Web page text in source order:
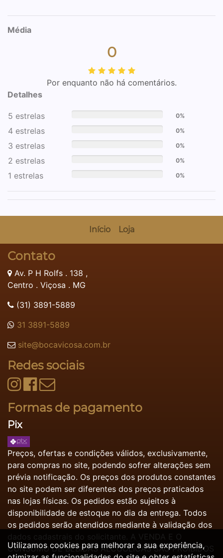
Média
0
Por enquanto não há comentários.
Detalhes
5 estrelas 0%
4 estrelas 0%
3 estrelas 0%
2 estrelas 0%
1 estrelas 0%
Início Loja
Contato
Av. P H Rolfs . 138 ,
Centro . Viçosa . MG
(31) 3891-5889
31 3891-5889
site@bocavicosa.com.br
Redes sociais
Formas de pagamento
Pix
Preços, ofertas e condições válidos, exclusivamente,
para compras no site, podendo sofrer alterações sem
prévia notificação. Os preços dos produtos constantes
no site podem ser diferentes dos preços praticados
nas lojas físicas. Os pedidos estão sujeitos à
disponibilidade de estoque no dia da entrega. Todos
os pedidos serão atendidos mediante à validação dos
dados cadastrais do solicitante. A VENDA E O
CONSUMO DE BEBIDAS ALCOÓLICAS SÃO PROIBIDOS
Utilizamos cookies para melhorar a sua experiência,